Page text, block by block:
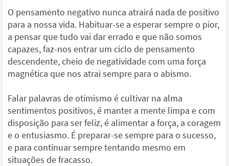
O pensamento negativo nunca atrairá nada de positivo
para a nossa vida. Habituar-se a esperar sempre o pior,
a pensar que tudo vai dar errado e que não somos
capazes, faz-nos entrar um ciclo de pensamento
descendente, cheio de negatividade com uma força
magnética que nos atrai sempre para o abismo.
Falar palavras de otimismo é cultivar na alma
sentimentos positivos, é manter a mente limpa e com
disposição para ser feliz, é alimentar a força, a coragem
e o entusiasmo. É preparar-se sempre para o sucesso,
e para continuar sempre tentando mesmo em
situações de fracasso.